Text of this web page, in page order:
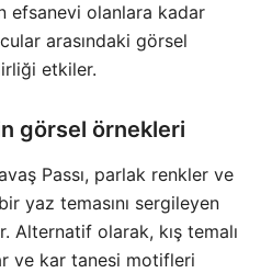
efsanevi olanlara kadar
arasındaki görsel
etkiler.
görsel örnekleri
Passı, parlak renkler ve
yaz temasını sergileyen
Alternatif olarak, kış temalı
ve kar tanesi motifleri